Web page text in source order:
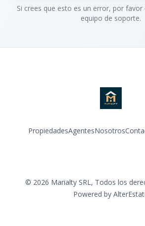
Si crees que esto es un error, por
equipo de soporte.
PropiedadesAgentesNosotros
© 2026 Marialty SRL, Todos los
Powered by